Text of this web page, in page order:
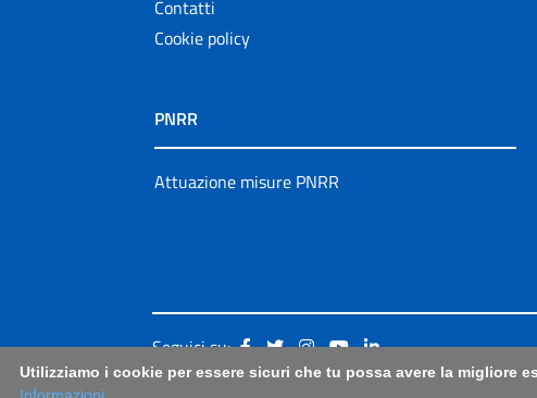
Contatti
Cookie policy
PNRR
Attuazione misure PNRR
Seguici su:
Utilizziamo i cookie per essere sicuri che tu possa avere la migliore